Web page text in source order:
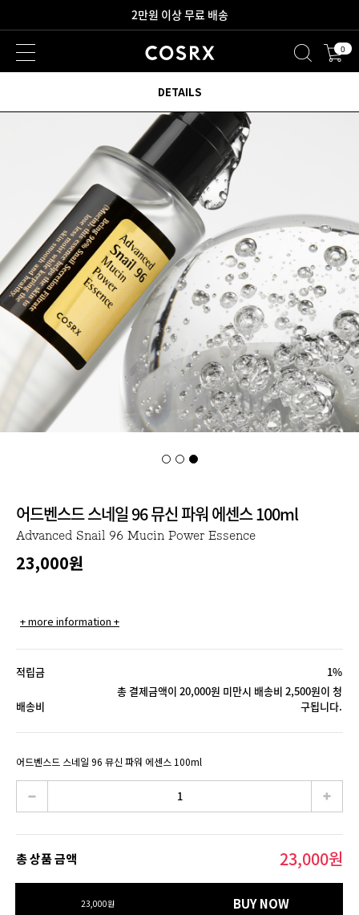
새로워진 회원 혜택을 만나보세요!
2만원 이상 무료 배송 0
어드벤스드 스네일 96 뮤신 파워 에센스 100ml
Advanced Snail 96 Mucin Power Essence
23,000원
+ more information +
적립금 1%
배송비
총 결제금액이 20,000원 미만시 배송비 2,500원이 청
구됩니다.
어드벤스드 스네일 96 뮤신 파워 에센스 100ml
총 상품 금액 23,000원
23,000원 BUY NOW
DETAILS